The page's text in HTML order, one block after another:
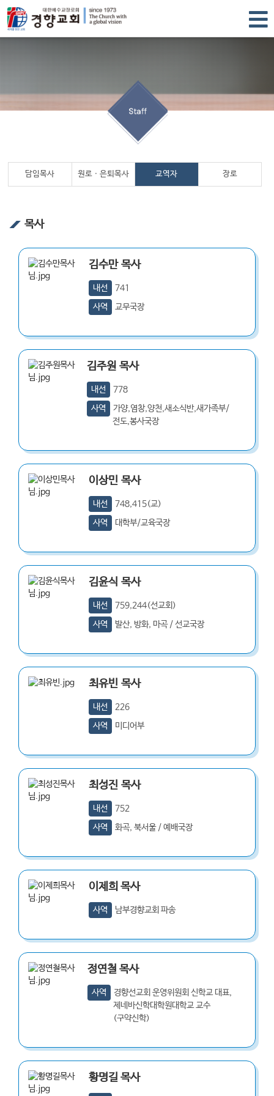
담임목사 원로ㆍ은퇴목사 교역자 장로
목사
김수만 목사
내선
741
사역
교무국장
김주원 목사
내선
778
사역
가양,염창,양천,새소식반,새가족부/
전도,봉사국장
이상민 목사
내선
748,415(교)
사역
대학부/교육국장
김윤식 목사
내선
759,244(선교회)
사역
발산, 방화, 마곡 / 선교국장
최유빈 목사
내선
226
사역
미디어부
최성진 목사
내선
752
사역
화곡, 북서울 / 예배국장
이제희 목사
사역 남부경향교회 파송
정연철 목사
사역
경향선교회 운영위원회 신학교 대표,
제네바신학대학원대학교 교수
(구약신학)
황명길 목사